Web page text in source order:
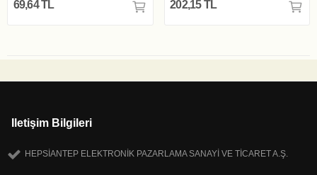
69,64 TL 202,15 TL
Iletişim Bilgileri
HEPSİANTEP ELEKTRONİK PAZARLAMA SANAYİ VE TİCARET A.Ş.